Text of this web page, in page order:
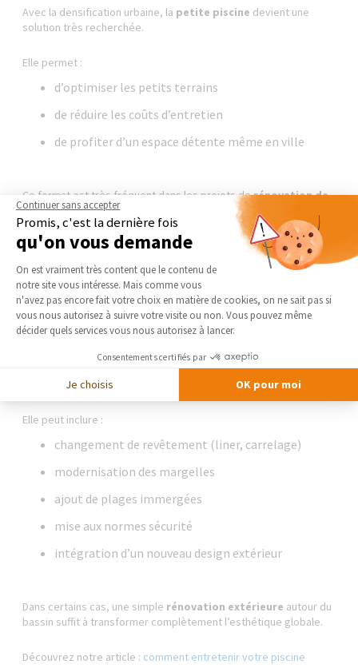
Avec la densification urbaine, la petite piscine devient une
solution très recherchée.
Elle permet :
d’optimiser les petits terrains
de réduire les coûts d’entretien
de profiter d’un espace détente même en ville
Ce format est très fréquent dans les projets derénovation de
piscine à Toulouse , notamment lors de transformations
d’anciens bassins ou de création d’espaces plus modernes.
Moderniser une piscine ancienne à
Toulouse
rénovation de piscine à Toulouseest aujourd’hui une
alternative très courante à la construction neuve.
Elle peut inclure :
changement de revêtement (liner, carrelage)
modernisation des margelles
ajout de plages immergées
mise aux normes sécurité
intégration d’un nouveau design extérieur
Dans certains cas, une simple rénovation extérieure autour du
bassin suffit à transformer complètement l’esthétique globale.
Découvrez notre article : comment entretenir votre piscine
Continuer sans accepter
Promis, c'est la dernière fois
qu'on vous demande
Plateforme de Gestion du
On est vraiment très content que le contenu de
notre site vous intéresse. Mais comme vous
n'avez pas encore fait votre choix en matière de cookies, on ne sait pas si
vous nous autorisez à suivre votre visite ou non. Vous pouvez même
décider quels services vous nous autorisez à lancer.
Consentements certifiés par
Je choisis OK pour moi
Axeptio consent